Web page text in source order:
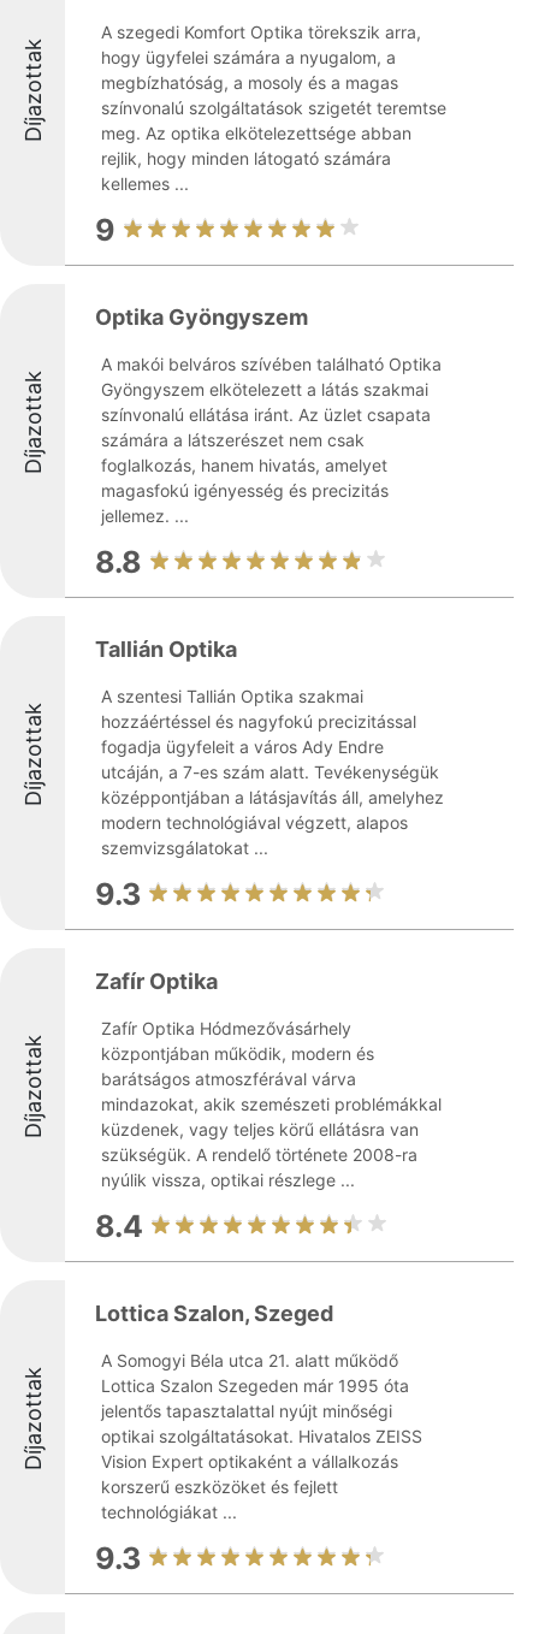
Díjazottak
A szegedi Komfort Optika törekszik arra,
hogy ügyfelei számára a nyugalom, a
megbízhatóság, a mosoly és a magas
színvonalú szolgáltatások szigetét teremtse
meg. Az optika elkötelezettsége abban
rejlik, hogy minden látogató számára
kellemes ...
9
Díjazottak
Optika Gyöngyszem
A makói belváros szívében található Optika
Gyöngyszem elkötelezett a látás szakmai
színvonalú ellátása iránt. Az üzlet csapata
számára a látszerészet nem csak
foglalkozás, hanem hivatás, amelyet
magasfokú igényesség és precizitás
jellemez. ...
8.8
Díjazottak
Tallián Optika
A szentesi Tallián Optika szakmai
hozzáértéssel és nagyfokú precizitással
fogadja ügyfeleit a város Ady Endre
utcáján, a 7-es szám alatt. Tevékenységük
középpontjában a látásjavítás áll, amelyhez
modern technológiával végzett, alapos
szemvizsgálatokat ...
9.3
Díjazottak
Zafír Optika
Zafír Optika Hódmezővásárhely
központjában működik, modern és
barátságos atmoszférával várva
mindazokat, akik szemészeti problémákkal
küzdenek, vagy teljes körű ellátásra van
szükségük. A rendelő története 2008-ra
nyúlik vissza, optikai részlege ...
8.4
Díjazottak
Lottica Szalon, Szeged
A Somogyi Béla utca 21. alatt működő
Lottica Szalon Szegeden már 1995 óta
jelentős tapasztalattal nyújt minőségi
optikai szolgáltatásokat. Hivatalos ZEISS
Vision Expert optikaként a vállalkozás
korszerű eszközöket és fejlett
technológiákat ...
9.3